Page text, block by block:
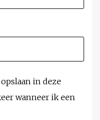
in deze
wanneer ik een